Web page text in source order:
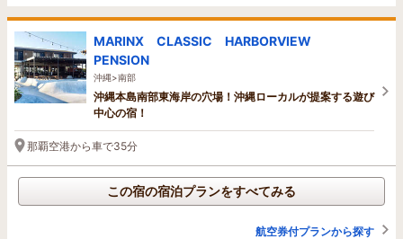
MARINX CLASSIC HARBORVIEW
PENSION
沖縄>南部
沖縄本島南部東海岸の穴場！沖縄ローカルが提案する遊び
中心の宿！
那覇空港から車で35分
この宿の宿泊プランをすべてみる
航空券付プランから探す